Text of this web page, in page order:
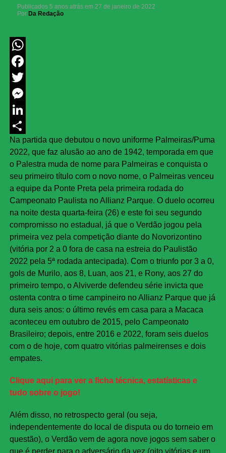
Publicados 5 anos atrás em 27 de janeiro de 2022
Por Da Redação
WhatsApp
Facebook
Twitter
Messenger
LinkedIn
Share
Na partida que debutou o novo uniforme Palmeiras/Puma
2022, que faz alusão ao ano de 1942, temporada em que
o Palestra muda de nome para Palmeiras e conquista o
seu primeiro título com o novo nome, o Palmeiras venceu
a equipe da Ponte Preta pela primeira rodada do
Campeonato Paulista no Allianz Parque. O duelo ocorreu
na noite desta quarta-feira (26) e este foi seu segundo
compromisso no estadual, já que o Verdão jogou pela
primeira vez pela competição diante do Novorizontino
(vitória por 2 a 0 fora de casa na estreia do Paulistão
2022 pela 5ª rodada antecipada). Com o triunfo por 3 a 0,
gols de Murilo, aos 8, Luan, aos 21, e Rony, aos 27 do
primeiro tempo, o Alviverde defendeu série invicta que
ostenta contra o time campineiro no Allianz Parque que já
dura seis anos: o último revés em casa para a Macaca
aconteceu em outubro de 2015, pelo Campeonato
Brasileiro; depois, entre 2016 e 2022, foram seis duelos
com o de hoje, com quatro vitórias palmeirenses e dois
empates.
Clique aqui para ver a ficha técnica, estatísticas e
tudo sobre o jogo!
Além disso, no retrospecto geral (ou seja,
independentemente do local de disputa ou do torneio em
questão), o Verdão vem de agora nove jogos sem saber o